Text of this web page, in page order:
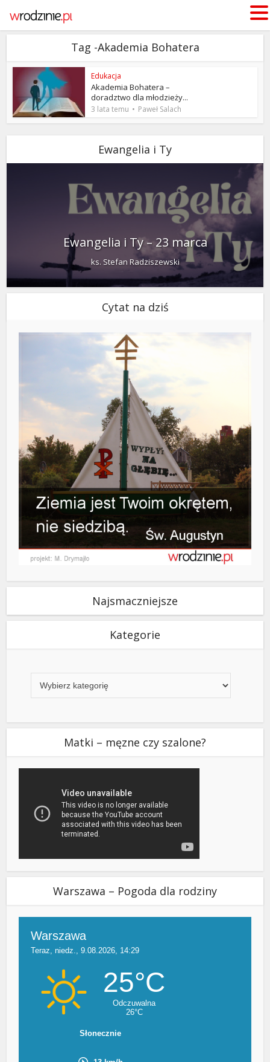
Tag -Akademia Bohatera
Edukacja
Akademia Bohatera –
doradztwo dla młodzieży...
3 lata temu Paweł Salach
Ewangelia i Ty
Ewangelia i Ty – 23 marca
ks. Stefan Radziszewski
Cytat na dziś
Najsmaczniejsze
Kategorie
Matki – męzne czy szalone?
Warszawa – Pogoda dla rodziny